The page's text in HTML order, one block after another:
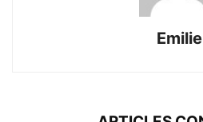
Emilie